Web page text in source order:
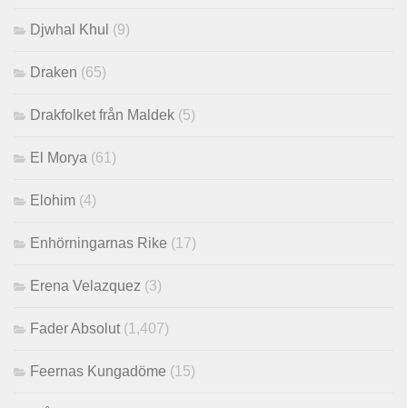
Djwhal Khul (9)
Draken (65)
Drakfolket från Maldek (5)
El Morya (61)
Elohim (4)
Enhörningarnas Rike (17)
Erena Velazquez (3)
Fader Absolut (1,407)
Feernas Kungadöme (15)